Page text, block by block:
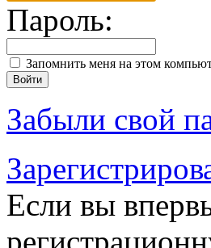
Пароль:
Запомнить меня на этом
Забыли свой
Если вы